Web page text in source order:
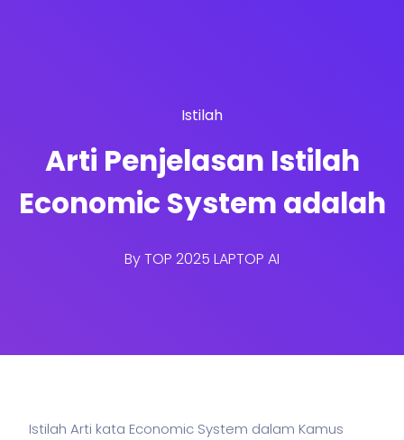
Istilah
Arti Penjelasan Istilah
Economic System adalah
ByTOP 2025 LAPTOP AI
Istilah Arti kata Economic System dalam Kamus